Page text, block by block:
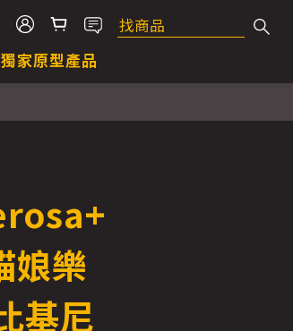
獨家原型產品
樂
基尼